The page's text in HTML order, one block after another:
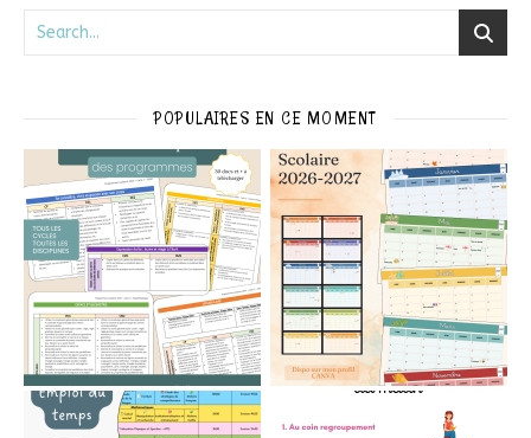
POPULAIRES EN CE MOMENT